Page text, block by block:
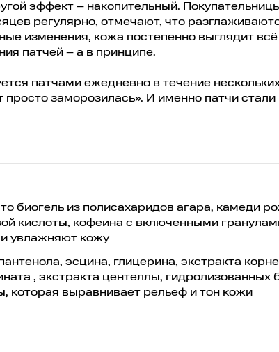
эффект – накопительный.
регулярно, отмечают, что
изменения, кожа постепенно выглядит всё
патчей – а в принципе.
патчами ежедневно в течение
просто заморозилась». И именно патчи
биогель из полисахаридов агара, камеди
кислоты, кофеина с включенными
увлажняют кожу
эсцина, глицерина, экстракта
, экстракта центеллы, гидролизованных
которая выравнивает рельеф и тон кожи